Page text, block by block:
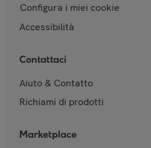
Configura i miei cookie
Accessibilità
Contattaci
Aiuto & Contatto
Richiami di prodotti
Marketplace